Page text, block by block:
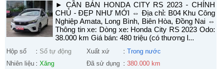
► CẦN BÁN HONDA CITY RS 2023 - CHÍNH
CHỦ - ĐẸP NHƯ MỚI ⇔ Địa chỉ: B04 Khu Công
Nghiệp Amata, Long Bình, Biên Hòa, Đồng Nai ⇔
Thông tin xe: Dòng xe: Honda City RS 2023 Odo:
38.000 km Giá bán: 480 triệu (có thương l...
Hộp số : Số tự động Xuất xứ : Trong nước
Nhiên liệu : Xăng Đã sử dụng : 380.000 km